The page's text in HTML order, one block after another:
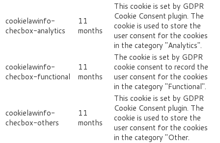
cookielawinfo-
checbox-analytics
11
months
This cookie is set by GDPR
Cookie Consent plugin. The
cookie is used to store the
user consent for the cookies
in the category "Analytics".
cookielawinfo-
checbox-functional
11
months
The cookie is set by GDPR
cookie consent to record the
user consent for the cookies
in the category "Functional".
cookielawinfo-
checbox-others
11
months
This cookie is set by GDPR
Cookie Consent plugin. The
cookie is used to store the
user consent for the cookies
in the category "Other.